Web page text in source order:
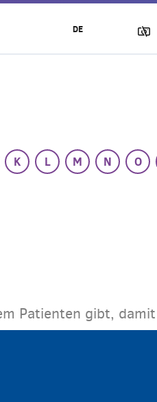
K L M N O
Patienten gibt,
DE
footer